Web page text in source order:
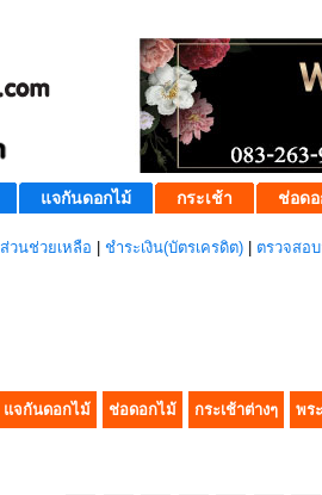
แจกันดอกไม้ กระเช้า ช่อดอ
ส่วนช่วยเหลือ ชำระเงิน(บัตรเครดิต) ตรวจสอ
แจกันดอกไม้ ช่อดอกไม้ กระเช้าต่างๆ พร